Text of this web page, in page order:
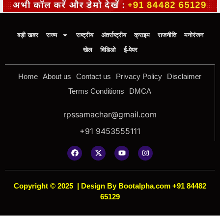
बड़ी खबर राज्य राष्ट्रीय अंतर्राष्ट्रीय क्राइम राजनीति
मनोरंजन
खेल
विडिओ ई-पेपर
Home About us Contact us Privacy Policy
Disclaimer
Terms Conditions
DMCA
rpssamachar@gmail.com
+91 9453555111
Copyright © 2025 | Design By Bootalpha.com +91 84482
65129